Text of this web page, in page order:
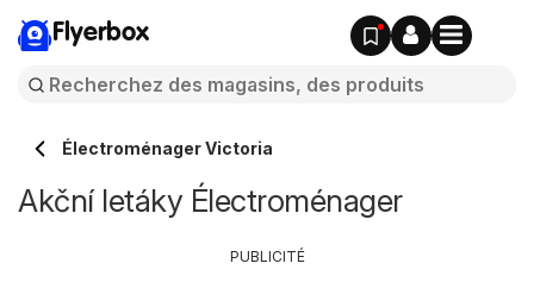
Flyerbox
Électroménager Victoria
Akční letáky Électroménager
PUBLICITÉ